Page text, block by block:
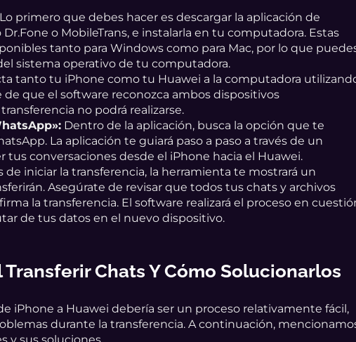
Lo primero que debes hacer es descargar la aplicación de
o MobileTrans, e instalarla en tu computadora. Estas
tanto para Windows como para Mac, por lo que
sistema operativo de tu computadora.
tanto tu iPhone como tu Huawei a la computadora
de que el software reconozca ambos dispositivos
no podrá realizarse.
Dentro de la aplicación, busca la opción que te
La aplicación te guiará paso a paso a través de un
tus conversaciones desde el iPhone hacia el Huawei.
de iniciar la transferencia, la herramienta te mostrará un
Asegúrate de revisar que todos tus chats y archivos
la transferencia. El software realizará el proceso en
de tus datos en el nuevo dispositivo.
Chats Y Cómo Solucionarlos
iPhone a Huawei debería ser un proceso relativamente fácil,
durante la transferencia. A continuación,